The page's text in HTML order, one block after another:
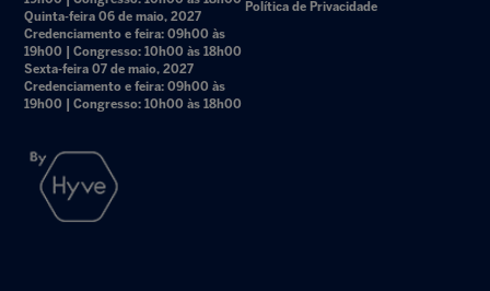
Quinta-feira 06 de maio, 2027
Credenciamento e feira: 09h00 às
19h00 | Congresso: 10h00 às 18h00
Sexta-feira 07 de maio, 2027
Credenciamento e feira: 09h00 às
19h00 | Congresso: 10h00 às 18h00
Política de Privacidade